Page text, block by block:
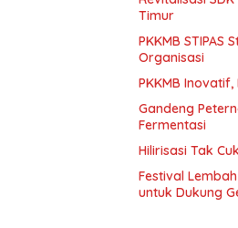
Timur
PKKMB
Organisasi
PKKMB
Gandeng
Fermentasi
Hilirisasi Tak
Festival
untuk Dukung